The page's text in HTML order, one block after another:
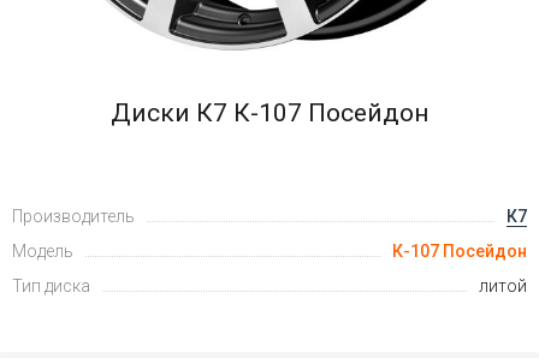
Диски К7 К-107 Посейдон
Производитель
К7
Модель
К-107 Посейдон
Тип диска
литой